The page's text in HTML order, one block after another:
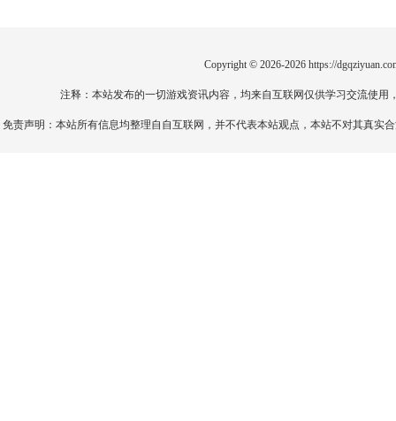
Copyright © 2026-2026 https://
注释：本站发布的一切游戏资讯内容，均来自互联网仅供学习交流使
免责声明：本站所有信息均整理自自互联网，并不代表本站观点，本站不对其真实